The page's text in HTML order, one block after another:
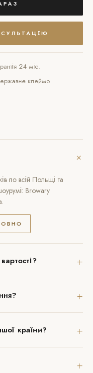
24 міс.
клеймо
+
по всій Польщі та
Browary
+
+
країни? +
+